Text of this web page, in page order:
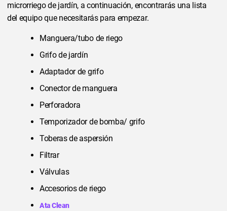
microrriego de jardín, a continuación, encontrarás una lista
del equipo que necesitarás para empezar.
Manguera/tubo de riego
Grifo de jardín
Adaptador de grifo
Conector de manguera
Perforadora
Temporizador de bomba/ grifo
Toberas de aspersión
Filtrar
Válvulas
Accesorios de riego
Ata Clean